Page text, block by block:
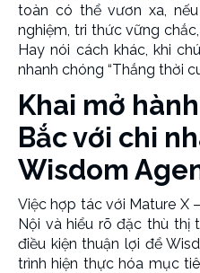
toàn có thể vươn xa,
nghiệm, tri thức vững
Hay nói cách khác, khi
nhanh chóng “Thắng thời
Khai mở
Bắc với chi
Wisdom
Việc hợp tác với Mature X
Nội và hiểu rõ đặc thù thị
điều kiện thuận lợi để
trình hiện thực hóa mục